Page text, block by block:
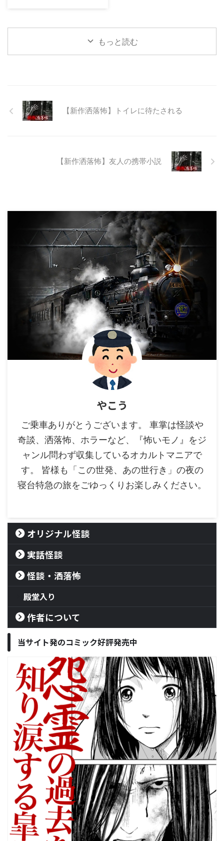
る。陸の孤島と呼ばれたその地区
と隣の市を繋ぐ林道として計画さ
継続が不可能となってしまったら
しい。 そこに残ったのは無責任
もっと読む
【新作洒落怖】トイレに待たされる
【新作洒落怖】友人の携帯小説
やこう
ご乗車ありがとうございます。 車掌は怪談や
奇談、洒落怖、ホラーなど、『怖いモノ』をジ
ャンル問わず収集しているオカルトマニアで
す。 皆様も「この世発、あの世行き」の夜の
寝台特急の旅をごゆっくりお楽しみください。
オリジナル怪談
実話怪談
怪談・洒落怖
殿堂入り
作者について
当サイト発のコミック好評発売中